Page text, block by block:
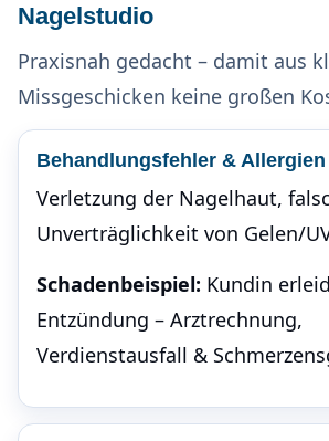
Nagelstudio
Praxisnah gedacht – damit aus
Missgeschicken keine großen
Behandlungsfehler & Allergien
Verletzung der Nagelhaut,
Unverträglichkeit von Gelen/
Schadenbeispiel: Kundin
Entzündung – Arztrechnung,
Verdienstausfall &